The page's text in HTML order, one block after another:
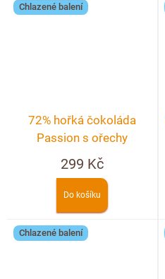
Chlazené balení
72% hořká čokoláda
Passion s ořechy
299 Kč
Do košíku
Chlazené balení